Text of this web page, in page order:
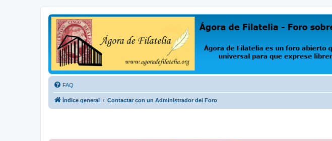
Ágora de Filatelia
Foro sobre filatelia o sobre lo que se tercie. Ágora de Filatelia es un foro abierto que Afinet ofrece a la
FAQ
Índice general Contactar con un Administrador del Foro